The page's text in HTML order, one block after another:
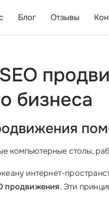
Блог Отзывы
бизнеса
компьютерные столы,
интернет-
продвижения. Эти